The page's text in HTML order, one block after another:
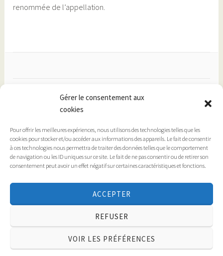
Gérer le consentement aux
cookies
Pour offrir les meilleures expériences, nous utilisons des technologies telles que les
cookies pour stocker et/ou accéder aux informations des appareils. Le fait de consentir
à ces technologies nous permettra de traiter des données telles que le comportement
de navigation ou les ID uniques sur ce site. Le fait de ne pas consentir ou de retirer son
consentement peut avoir un effet négatif sur certaines caractéristiques et fonctions.
ACCEPTER
REFUSER
VOIR LES PRÉFÉRENCES
renommée de l’appellation.
Instagram
Conditions générales
Politique de cookies (UE)